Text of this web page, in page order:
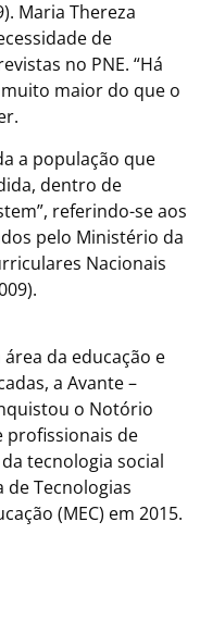
Maria Thereza
de
no PNE. “Há
maior do que o
a população que
dentro de
referindo-se aos
pelo Ministério da
Nacionais
da educação e
a Avante –
o Notório
profissionais de
tecnologia social
de Tecnologias
(MEC) em 2015.